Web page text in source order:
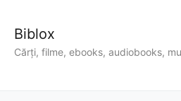
Biblox
Cărți, filme, ebooks, audiobooks,